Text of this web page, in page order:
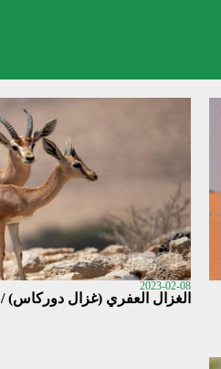
2023-02-08
الغزال العفري (غزال دوركاس) / Gazella dorcas